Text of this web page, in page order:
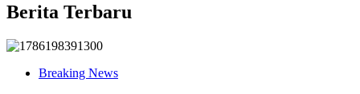
Berita Terbaru
Breaking News